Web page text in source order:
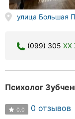
улица Большая
(099) 305 XX
0.0 0 отзывов